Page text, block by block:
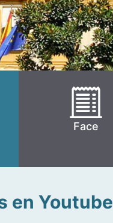
Face
en Youtube